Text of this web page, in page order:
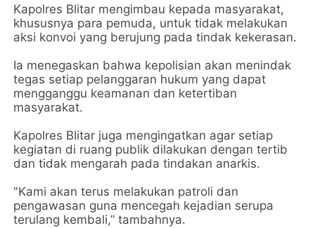
Kapolres Blitar mengimbau kepada masyarakat,
khususnya para pemuda, untuk tidak melakukan
aksi konvoi yang berujung pada tindak kekerasan.
Ia menegaskan bahwa kepolisian akan menindak
tegas setiap pelanggaran hukum yang dapat
mengganggu keamanan dan ketertiban
masyarakat.
Kapolres Blitar juga mengingatkan agar setiap
kegiatan di ruang publik dilakukan dengan tertib
dan tidak mengarah pada tindakan anarkis.
"Kami akan terus melakukan patroli dan
pengawasan guna mencegah kejadian serupa
terulang kembali,” tambahnya.